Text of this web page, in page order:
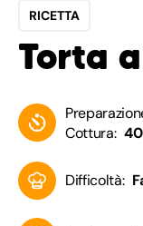
RICETTA
Torta
Cottura:
Difficoltà: